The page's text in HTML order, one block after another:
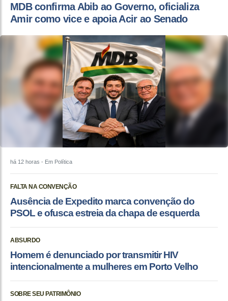
MDB confirma Abib ao Governo, oficializa
Amir como vice e apoia Acir ao Senado
há 12 horas - Em Política
FALTA NA CONVENÇÃO
Ausência de Expedito marca convenção do
PSOL e ofusca estreia da chapa de esquerda
ABSURDO
Homem é denunciado por transmitir HIV
intencionalmente a mulheres em Porto Velho
SOBRE SEU PATRIMÔNIO